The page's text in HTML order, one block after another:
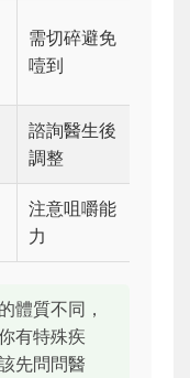
需切碎避免
噎到
諮詢醫生後
調整
注意咀嚼能
力
體質不同，
有特殊疾
先問問醫